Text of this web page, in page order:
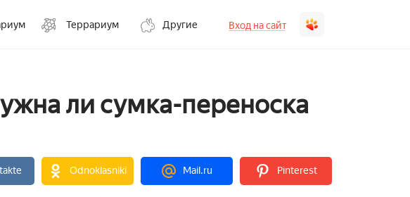
Террариум Другие Вход на сайт
ли сумка-переноска
Odnoklasniki Mail.ru Pinterest